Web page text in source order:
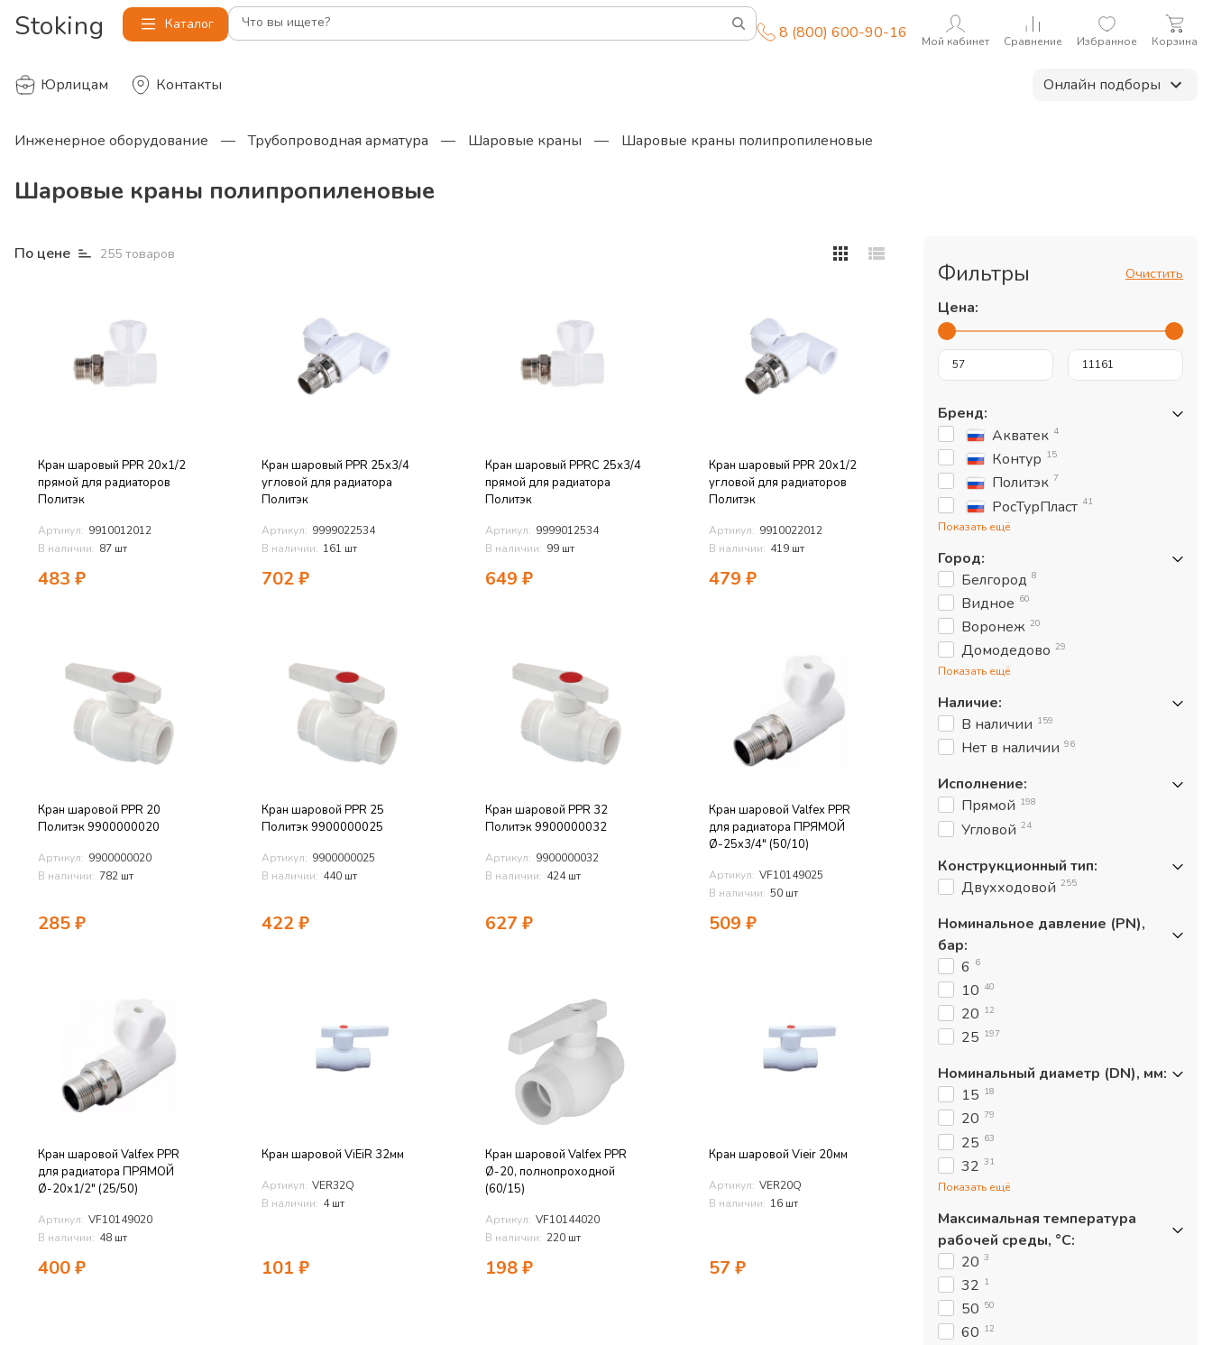
Stoking Каталог Что вы ищете? 8 (800) 600-90-16 Мой кабинет Сравнение Избранное Корзина
Юрлицам Контакты Онлайн подборы
Инженерное оборудование — Трубопроводная арматура — Шаровые краны — Шаровые краны полипропиленовые
Шаровые краны полипропиленовые
По цене 255 товаров
Кран шаровый PPR 20х1/2
прямой для радиаторов
Политэк
Артикул: 9910012012
В наличии: 87 шт
483 ₽
Кран шаровый PPR 25х3/4
угловой для радиатора
Политэк
Артикул: 9999022534
В наличии: 161 шт
702₽
Кран шаровый PPRC 25х3/4
прямой для радиатора
Политэк
Артикул: 9999012534
В наличии: 99 шт
649 ₽
Кран шаровый PPR 20х1/2
угловой для радиаторов
Политэк
Артикул: 9910022012
В наличии: 419 шт
479 ₽
Кран шаровой PPR 20
Политэк 9900000020
Артикул: 9900000020
В наличии: 782 шт
285₽
Кран шаровой PPR 25
Политэк 9900000025
Артикул: 9900000025
В наличии: 440 шт
422₽
Кран шаровой PPR 32
Политэк 9900000032
Артикул: 9900000032
В наличии: 424 шт
627 ₽
Кран шаровой Valfex PPR
для радиатора ПРЯМОЙ
Ø-25x3/4" (50/10)
Артикул: VF10149025
В наличии: 50 шт
509 ₽
Кран шаровой Valfex PPR
для радиатора ПРЯМОЙ
Ø-20х1/2" (25/50)
Артикул: VF10149020
В наличии: 48 шт
400₽
Кран шаровой ViEiR 32мм
Артикул: VER32Q
В наличии: 4 шт
101 ₽
Кран шаровой Valfex PPR
Ø-20, полнопроходной
(60/15)
Артикул: VF10144020
В наличии: 220 шт
198₽
Кран шаровой Vieir 20мм
Артикул: VER20Q
В наличии: 16 шт
57 ₽
Фильтры Очистить
Цена:
Бренд:
Акватек 4
Контур 15
Политэк 7
РосТурПласт 41
Показать ещё
Город:
Белгород 8
Видное 60
Воронеж 20
Домодедово 29
Показать ещё
Наличие:
В наличии 159
Нет в наличии 96
Исполнение:
Прямой 198
Угловой 24
Конструкционный тип:
Двухходовой 255
Номинальное давление (PN),
бар:
6 6
10 40
20 12
25 197
Номинальный диаметр (DN), мм:
15 18
20 79
25 63
32 31
Показать ещё
Максимальная температура
рабочей среды, °С:
20 3
32 1
50 50
60 12